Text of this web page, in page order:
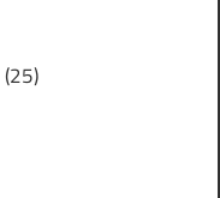
(25)